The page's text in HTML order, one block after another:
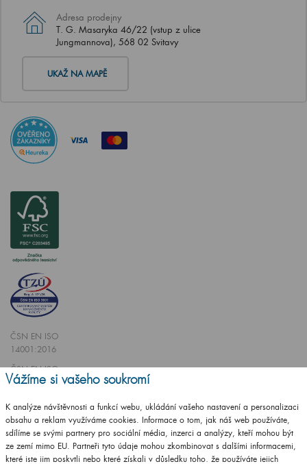
Adresa prodejny
T. G. Masaryka 46/22 (vstup z ulice
Jungmannova), 568 02 Svitavy
UKAŽ NA MAPĚ
ČSN EN ISO
14001:2016
ČSN EN ISO
9001:2016
Vytvořilo studioCZECHGROUP.cz
Vážíme si vašeho soukromí
K analýze návštěvnosti a funkcí webu, ukládání vašeho nastavení a personalizaci
obsahu a reklam využíváme cookies. Informace o tom, jak náš web používáte,
sdílíme se svými partnery pro sociální média, inzerci a analýzy, kteří mohou být
ze zemí mimo EU. Partneři tyto údaje mohou zkombinovat s dalšími informacemi,
které jste jim poskytli nebo které získali v důsledku toho, že používáte jejich